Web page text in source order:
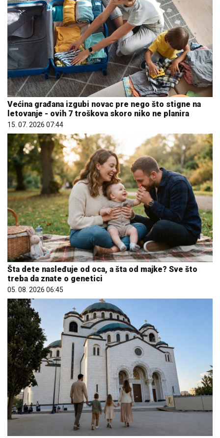
Većina građana izgubi novac pre nego što stigne na
letovanje - ovih 7 troškova skoro niko ne planira
15. 07. 2026 07:44
Šta dete nasleđuje od oca, a šta od majke? Sve što
treba da znate o genetici
05. 08. 2026 06:45